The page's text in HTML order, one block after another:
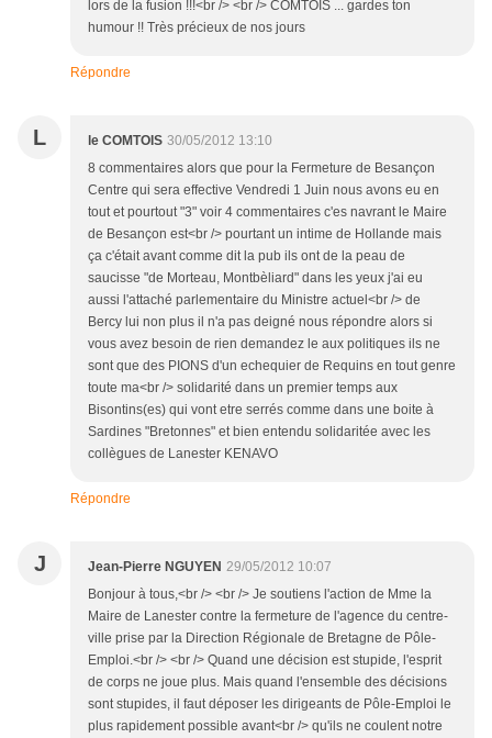
lors de la fusion !!!<br /> <br /> COMTOIS ... gardes ton
humour !! Très précieux de nos jours
Répondre
L le COMTOIS 30/05/2012 13:10
8 commentaires alors que pour la Fermeture de Besançon
Centre qui sera effective Vendredi 1 Juin nous avons eu en
tout et pourtout "3" voir 4 commentaires c'es navrant le Maire
de Besançon est<br /> pourtant un intime de Hollande mais
ça c'était avant comme dit la pub ils ont de la peau de
saucisse "de Morteau, Montbèliard" dans les yeux j'ai eu
aussi l'attaché parlementaire du Ministre actuel<br /> de
Bercy lui non plus il n'a pas deigné nous répondre alors si
vous avez besoin de rien demandez le aux politiques ils ne
sont que des PIONS d'un echequier de Requins en tout genre
toute ma<br /> solidarité dans un premier temps aux
Bisontins(es) qui vont etre serrés comme dans une boite à
Sardines "Bretonnes" et bien entendu solidaritée avec les
collègues de Lanester KENAVO
Répondre
J Jean-Pierre NGUYEN 29/05/2012 10:07
Bonjour à tous,<br /> <br /> Je soutiens l'action de Mme la
Maire de Lanester contre la fermeture de l'agence du centre-
ville prise par la Direction Régionale de Bretagne de Pôle-
Emploi.<br /> <br /> Quand une décision est stupide, l'esprit
de corps ne joue plus. Mais quand l'ensemble des décisions
sont stupides, il faut déposer les dirigeants de Pôle-Emploi le
plus rapidement possible avant<br /> qu'ils ne coulent notre